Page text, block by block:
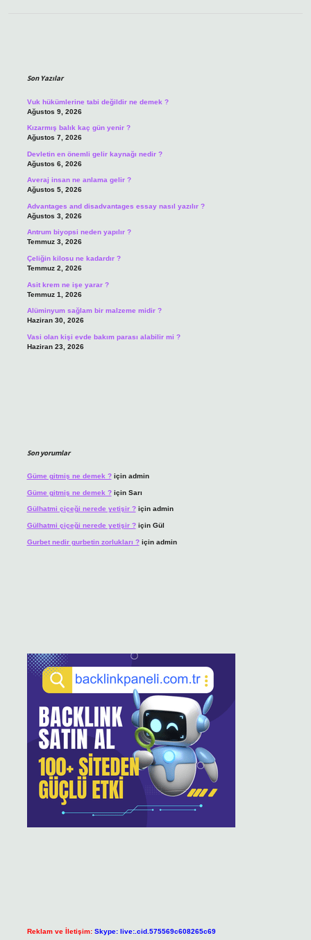
Son Yazılar
Vuk hükümlerine tabi değildir ne demek ?
Ağustos 9, 2026
Kızarmış balık kaç gün yenir ?
Ağustos 7, 2026
Devletin en önemli gelir kaynağı nedir ?
Ağustos 6, 2026
Averaj insan ne anlama gelir ?
Ağustos 5, 2026
Advantages and disadvantages essay nasıl yazılır ?
Ağustos 3, 2026
Antrum biyopsi neden yapılır ?
Temmuz 3, 2026
Çeliğin kilosu ne kadardır ?
Temmuz 2, 2026
Asit krem ne işe yarar ?
Temmuz 1, 2026
Alüminyum sağlam bir malzeme midir ?
Haziran 30, 2026
Vasi olan kişi evde bakım parası alabilir mi ?
Haziran 23, 2026
Son yorumlar
Güme gitmiş ne demek ?için admin
Güme gitmiş ne demek ?için Sarı
Gülhatmi çiçeği nerede yetişir ?için admin
Gülhatmi çiçeği nerede yetişir ?için Gül
Gurbet nedir gurbetin zorlukları ?için admin
Reklam ve İletişim: Skype: live:.cid.575569c608265c69